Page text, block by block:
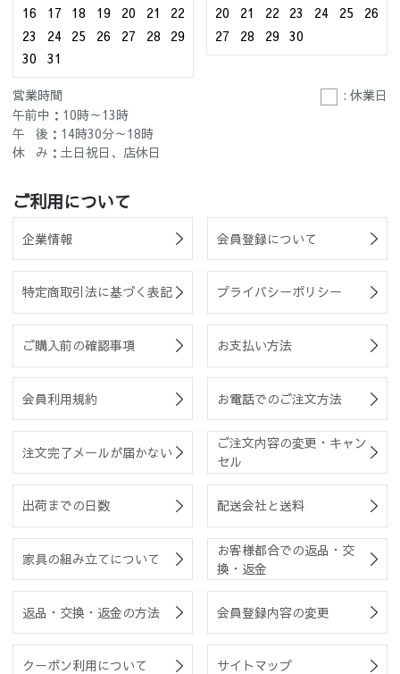
16
17 18 19 20 21
22
23
24 25 26 27 28
29
30
31
20
21 22 23 24 25
26
27
28 29 30
営業時間
: 休業日
午前中：10時～13時
午 後：14時30分～18時
休 み：土日祝日、店休日
ご利用について
企業情報 会員登録について
特定商取引法に基づく表記 プライバシーポリシー
ご購入前の確認事項 お支払い方法
会員利用規約 お電話でのご注文方法
注文完了メールが届かない
ご注文内容の変更・キャン
セル
出荷までの日数 配送会社と送料
家具の組み立てについて
お客様都合での返品・交
換・返金
返品・交換・返金の方法 会員登録内容の変更
クーポン利用について サイトマップ